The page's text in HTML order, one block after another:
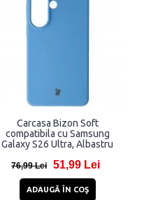
Carcasa Bizon Soft
compatibila cu Samsung
Galaxy S26 Ultra, Albastru
76,99 Lei 51,99 Lei
ADAUGĂ ÎN COŞ